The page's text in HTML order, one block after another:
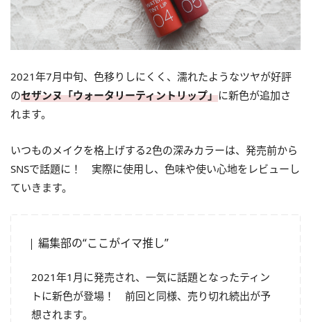
2021年7月中旬、色移りしにくく、濡れたようなツヤが好評
のセザンヌ「ウォータリーティントリップ」に新色が追加さ
れます。
いつものメイクを格上げする2色の深みカラーは、発売前から
SNSで話題に！ 実際に使用し、色味や使い心地をレビューし
ていきます。
編集部の“ここがイマ推し”
2021年1月に発売され、一気に話題となったティン
トに新色が登場！ 前回と同様、売り切れ続出が予
想されます。